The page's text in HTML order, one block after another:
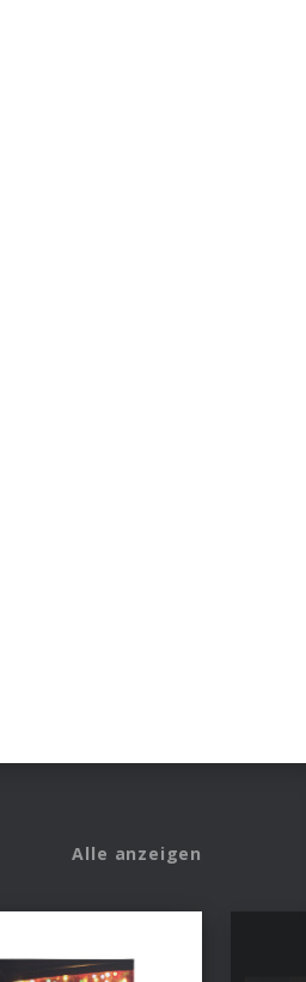
Alle anzeigen